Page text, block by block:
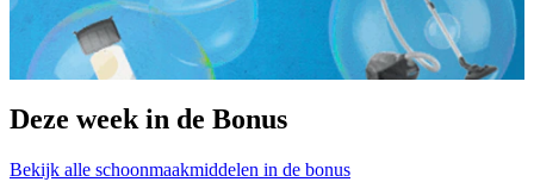
Deze week in de Bonus
Bekijk alle schoonmaakmiddelen in de bonus